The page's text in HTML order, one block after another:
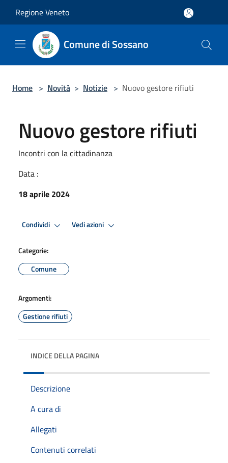
Regione Veneto
Comune di Sossano
Home > Novità > Notizie > Nuovo gestore rifiuti
Nuovo gestore rifiuti
Incontri con la cittadinanza
Data :
18 aprile 2024
Condividi Vedi azioni
Categorie:
Comune
Argomenti:
Gestione rifiuti
INDICE DELLA PAGINA
Descrizione
A cura di
Allegati
Contenuti correlati